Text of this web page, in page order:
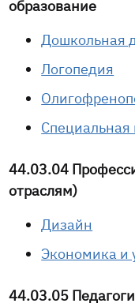
образование
Дошкольная
Логопедия
Специальная
44.03.04
отраслям)
Дизайн
Экономика и
44.03.05